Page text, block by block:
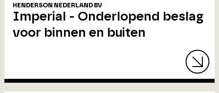
HENDERSON NEDERLAND BV
Imperial - Onderlopend beslag
voor binnen en buiten